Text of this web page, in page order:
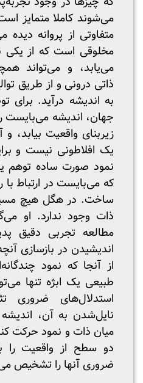
می‌شوند کاملا متمایز
متفاوتی از پروانه
مخلوقی است که از یکی
می‌یابد، و می‌تواند
ذاتی درونی و از طریق
به اندیشه درآید. برای
جهان، اندیشه می‌بایست
زیربنای واقعیت
یک افلاطونی نیست و
نمود صورت ساده توهم
که می‌بایست در ارتباط
ساخت. در هگل هیچ
ذات وجود ندارد. او
مطالعه تجربی دقیق
اندیشیدن در بازسازی
از آنجا که نمود
طبیعی یک ابژه تنها
استدلال‌های ضروری
نایل‌شدن به آن،
میان ذات و نمود حرکت
دو سطح از واقعیت را
ضروری آنها را تشخیص